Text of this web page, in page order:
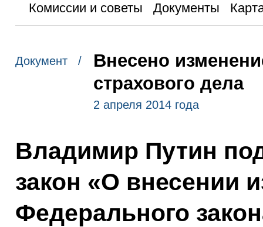
Комиссии и советы
Документы
Документ /
Внесено
страхового дела
2 апреля 2014 года
Владимир Путин
закон «О внесении
Федерального